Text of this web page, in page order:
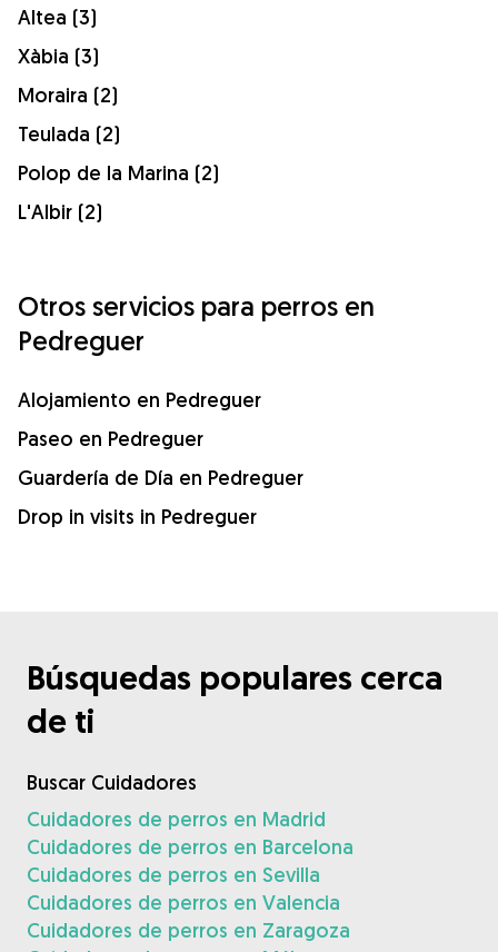
Altea (3)
Xàbia (3)
Moraira (2)
Teulada (2)
Polop de la Marina (2)
L'Albir (2)
Otros servicios para perros en
Pedreguer
Alojamiento en Pedreguer
Paseo en Pedreguer
Guardería de Día en Pedreguer
Drop in visits in Pedreguer
Búsquedas populares cerca
de ti
Buscar Cuidadores
Cuidadores de perros en Madrid
Cuidadores de perros en Barcelona
Cuidadores de perros en Sevilla
Cuidadores de perros en Valencia
Cuidadores de perros en Zaragoza